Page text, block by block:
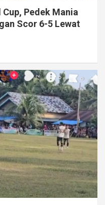
Pedek Mania
Scor 6-5 Lewat